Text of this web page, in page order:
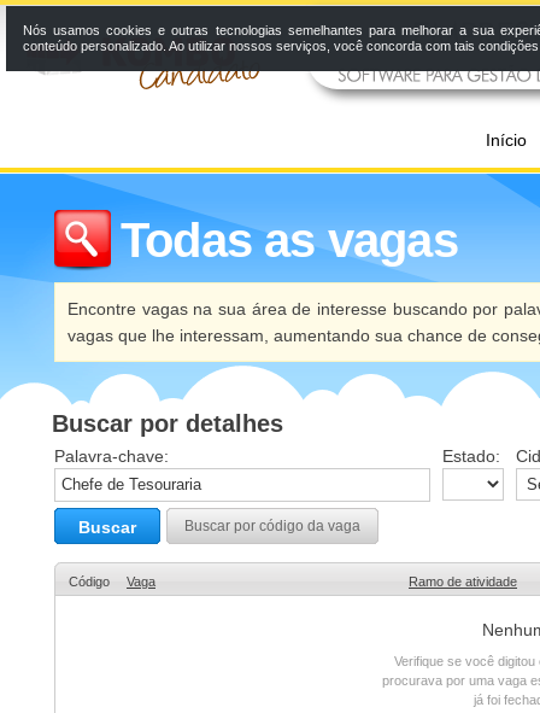
Início
Todas as vagas
Encontre vagas na sua área de interesse buscando por
vagas que lhe interessam, aumentando sua chance de
Buscar por detalhes
Palavra-chave: Estado:
Buscar Buscar por código da vaga
Código Vaga Ramo de atividade
Verifique se você
procurava por uma vaga
já foi
Nós usamos cookies e outras tecnologias semelhantes para melhorar a sua
conteúdo personalizado. Ao utilizar nossos serviços, você concorda com tais